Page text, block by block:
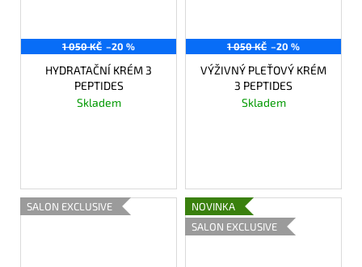
1 050 KČ –20 %
HYDRATAČNÍ KRÉM 3
PEPTIDES
Skladem
1 050 KČ –20 %
VÝŽIVNÝ PLEŤOVÝ KRÉM
3 PEPTIDES
Skladem
SALON EXCLUSIVE
NOVINKA
SALON EXCLUSIVE